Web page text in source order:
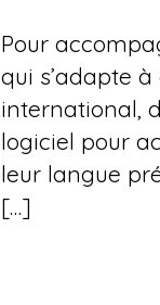
Pour
qui s’adapte
international,
logiciel pour
leur langue
[…]